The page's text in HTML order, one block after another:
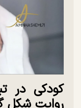
کودکی در